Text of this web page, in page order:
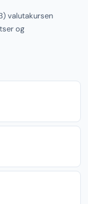
valutakursen
og